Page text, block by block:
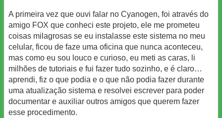
A primeira vez que ouvi falar no Cyanogen, foi através do
amigo FOX que conheci este projeto, ele me prometeu
coisas milagrosas se eu instalasse este sistema no meu
celular, ficou de faze uma oficina que nunca aconteceu,
mas como eu sou louco e curioso, eu meti as caras, li
milhões de tutoriais e fui fazer tudo sozinho, e é claro…
aprendi, fiz o que podia e o que não podia fazer durante
uma atualização sistema e resolvei escrever para poder
documentar e auxiliar outros amigos que querem fazer
esse procedimento.